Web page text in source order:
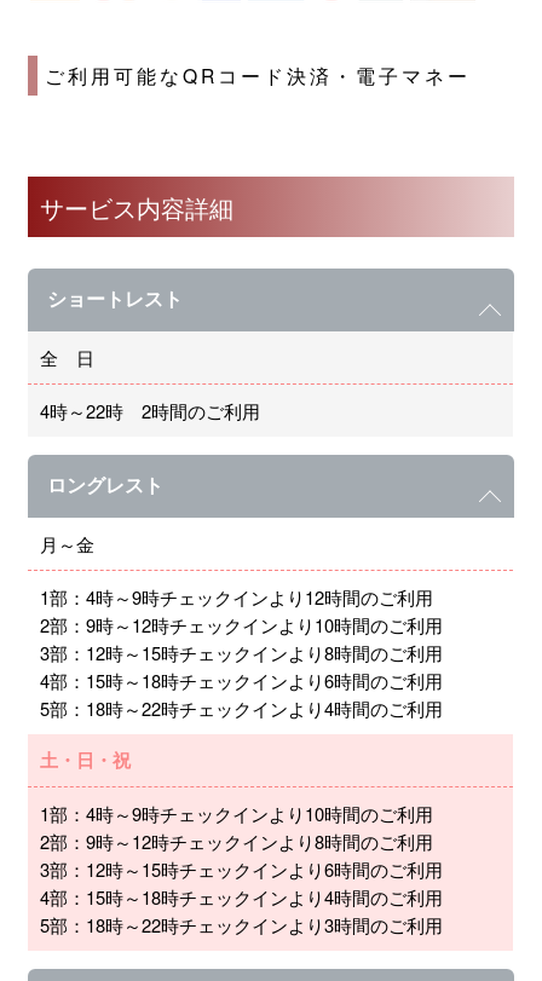
ご利用可能なQRコード決済・電子マネー
サービス内容詳細
ショートレスト
全 日
4時～22時 2時間のご利用
ロングレスト
月～金
1部：4時～9時チェックインより12時間のご利用
2部：9時～12時チェックインより10時間のご利用
3部：12時～15時チェックインより8時間のご利用
4部：15時～18時チェックインより6時間のご利用
5部：18時～22時チェックインより4時間のご利用
土・日・祝
1部：4時～9時チェックインより10時間のご利用
2部：9時～12時チェックインより8時間のご利用
3部：12時～15時チェックインより6時間のご利用
4部：15時～18時チェックインより4時間のご利用
5部：18時～22時チェックインより3時間のご利用